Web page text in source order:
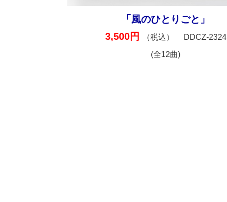
「風のひとりごと」
3,500円
（税込） DDCZ-2324
(全12曲)